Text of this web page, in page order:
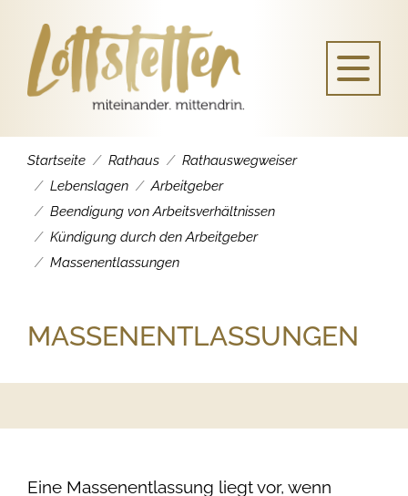
Startseite Rathaus
Rathauswegweiser
Lebenslagen
Arbeitgeber
Beendigung von Arbeitsverhältnissen
Kündigung durch den Arbeitgeber
Massenentlassungen
MASSENENTLASSUNGEN
Eine Massenentlassung liegt vor, wenn